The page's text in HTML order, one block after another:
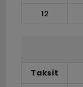
12
Taksit